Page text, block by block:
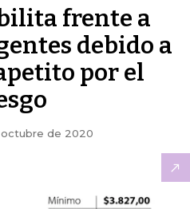
frente a
debido a
por el
de 2020